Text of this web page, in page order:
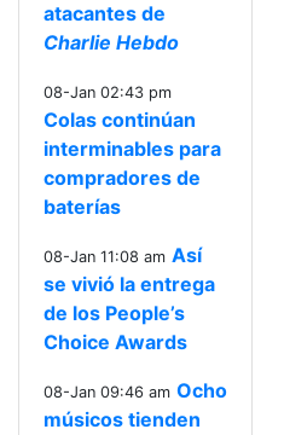
atacantes de
Charlie Hebdo
08-Jan 02:43 pm
Colas continúan
interminables para
compradores de
baterías
08-Jan 11:08 am Así
se vivió la entrega
de los People’s
Choice Awards
08-Jan 09:46 am Ocho
músicos tienden